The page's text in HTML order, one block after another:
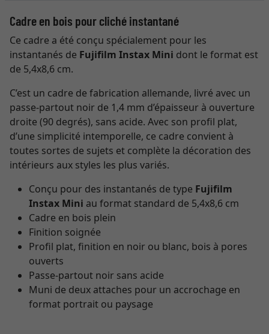
Cadre en bois pour cliché instantané
Ce cadre a été conçu spécialement pour les
instantanés de Fujifilm Instax Mini dont le format est
de 5,4x8,6 cm.
C’est un cadre de fabrication allemande, livré avec un
passe-partout noir de 1,4 mm d’épaisseur à ouverture
droite (90 degrés), sans acide. Avec son profil plat,
d’une simplicité intemporelle, ce cadre convient à
toutes sortes de sujets et complète la décoration des
intérieurs aux styles les plus variés.
Conçu pour des instantanés de type Fujifilm
Instax Mini au format standard de 5,4x8,6 cm
Cadre en bois plein
Finition soignée
Profil plat, finition en noir ou blanc, bois à pores
ouverts
Passe-partout noir sans acide
Muni de deux attaches pour un accrochage en
format portrait ou paysage